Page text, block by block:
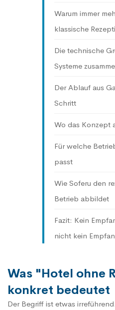
Warum immer
klassische
Die technische
Systeme
Der Ablauf aus
Schritt
Wo das Konzept
Für welche
passt
Wie Soferu den
Betrieb abbildet
Fazit: Kein
nicht kein
Was "Hotel ohne
konkret bedeutet
Der Begriff ist etwas